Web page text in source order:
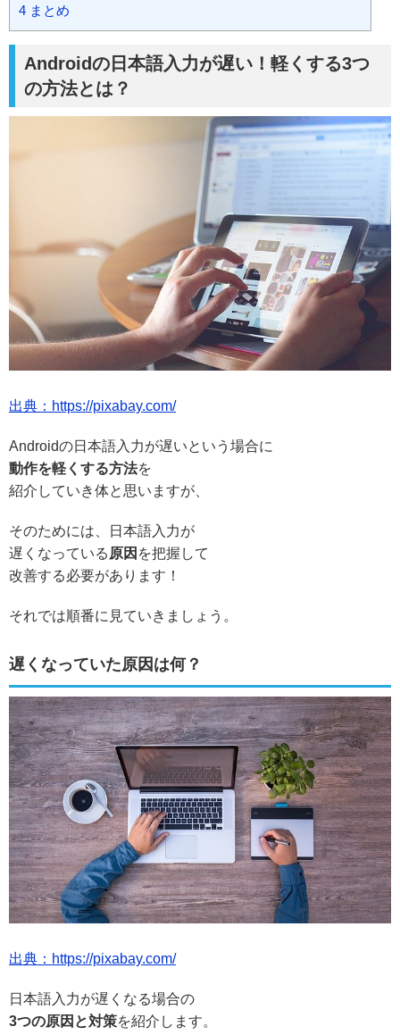
4 まとめ
Androidの日本語入力が遅い！軽くする3つ
の方法とは？
出典：https://pixabay.com/
Androidの日本語入力が遅いという場合に
動作を軽くする方法を
紹介していき体と思いますが、
そのためには、日本語入力が
遅くなっている 原因 を把握して
改善する必要があります！
それでは順番に見ていきましょう。
遅くなっていた原因は何？
出典：https://pixabay.com/
日本語入力が遅くなる場合の
3つの原因と対策を紹介します。